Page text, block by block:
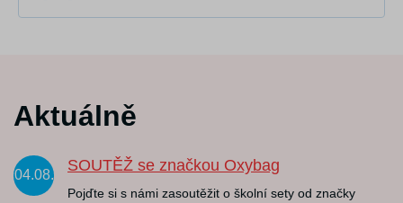
Aktuálně
04.08.
SOUTĚŽ se značkou Oxybag
Pojďte si s námi zasoutěžit o školní sety od značky